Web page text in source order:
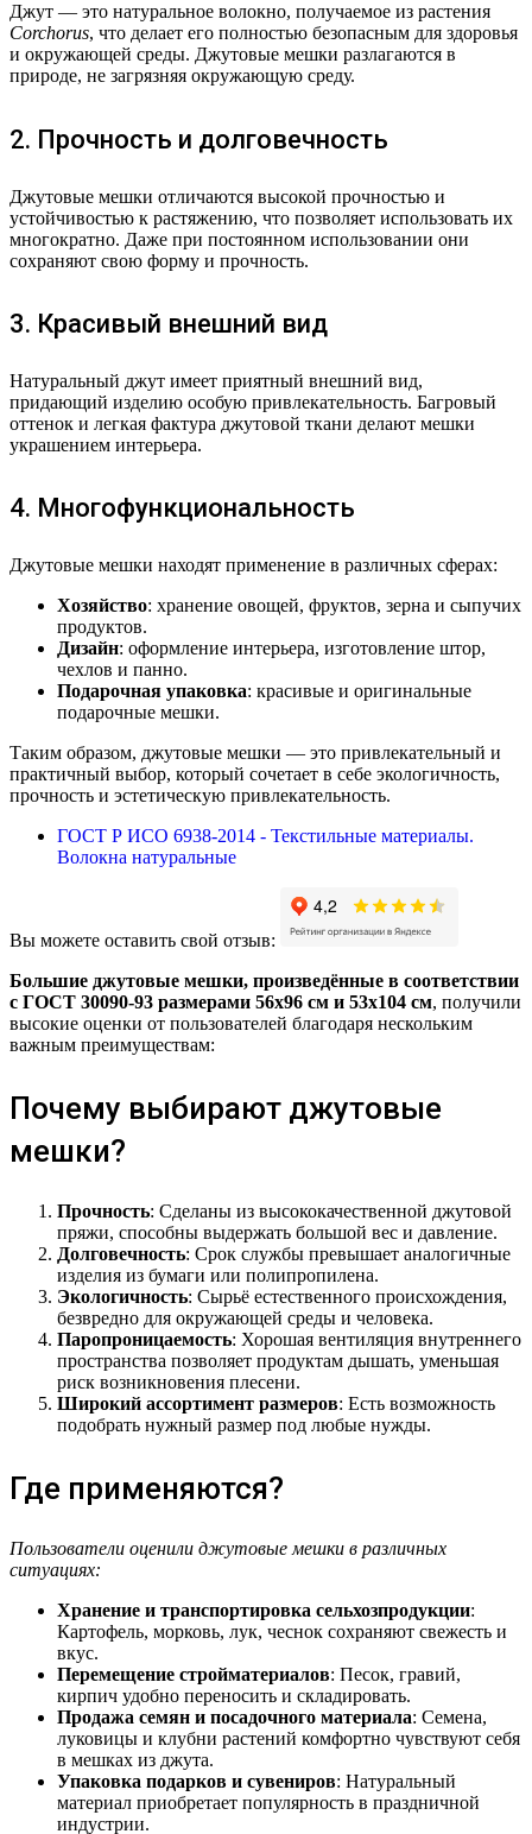
Джут — это натуральное волокно, получаемое из растения
Corchorus, что делает его полностью безопасным для здоровья
и окружающей среды. Джутовые мешки разлагаются в
природе, не загрязняя окружающую среду.
2. Прочность и долговечность
Джутовые мешки отличаются высокой прочностью и
устойчивостью к растяжению, что позволяет использовать их
многократно. Даже при постоянном использовании они
сохраняют свою форму и прочность.
3. Красивый внешний вид
Натуральный джут имеет приятный внешний вид,
придающий изделию особую привлекательность. Багровый
оттенок и легкая фактура джутовой ткани делают мешки
украшением интерьера.
4. Многофункциональность
Джутовые мешки находят применение в различных сферах:
Хозяйство: хранение овощей, фруктов, зерна и сыпучих
продуктов.
Дизайн: оформление интерьера, изготовление штор,
чехлов и панно.
Подарочная упаковка: красивые и оригинальные
подарочные мешки.
Таким образом, джутовые мешки — это привлекательный и
практичный выбор, который сочетает в себе экологичность,
прочность и эстетическую привлекательность.
ГОСТ Р ИСО 6938-2014 - Текстильные материалы.
Волокна натуральные
Вы можете оставить свой отзыв:
Большие джутовые мешки, произведённые в соответствии
с ГОСТ 30090-93 размерами 56х96 см и 53х104 см, получили
высокие оценки от пользователей благодаря нескольким
важным преимуществам:
Почему выбирают джутовые
мешки?
Прочность: Сделаны из высококачественной джутовой
пряжи, способны выдержать большой вес и давление.
Долговечность: Срок службы превышает аналогичные
изделия из бумаги или полипропилена.
Экологичность: Сырьё естественного происхождения,
безвредно для окружающей среды и человека.
Паропроницаемость: Хорошая вентиляция внутреннего
пространства позволяет продуктам дышать, уменьшая
риск возникновения плесени.
Широкий ассортимент размеров: Есть возможность
подобрать нужный размер под любые нужды.
Где применяются?
Пользователи оценили джутовые мешки в различных
ситуациях:
Хранение и транспортировка сельхозпродукции:
Картофель, морковь, лук, чеснок сохраняют свежесть и
вкус.
Перемещение стройматериалов: Песок, гравий,
кирпич удобно переносить и складировать.
Продажа семян и посадочного материала: Семена,
луковицы и клубни растений комфортно чувствуют себя
в мешках из джута.
Упаковка подарков и сувениров: Натуральный
материал приобретает популярность в праздничной
индустрии.